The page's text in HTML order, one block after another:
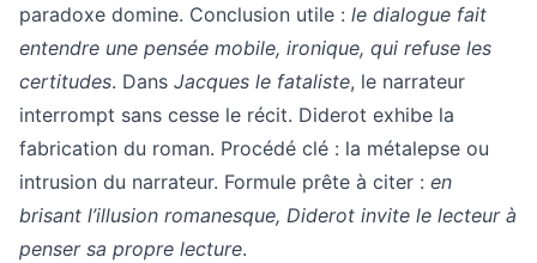
paradoxe domine. Conclusion utile : le dialogue fait
entendre une pensée mobile, ironique, qui refuse les
certitudes. Dans Jacques le fataliste, le narrateur
interrompt sans cesse le récit. Diderot exhibe la
fabrication du roman. Procédé clé : la métalepsе ou
intrusion du narrateur. Formule prête à citer : en
brisant l’illusion romanesque, Diderot invite le lecteur à
penser sa propre lecture.